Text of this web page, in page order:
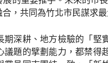
，共同為竹北市民謀求最
深耕、地方檢驗的「
題的擘劃能力，都禁